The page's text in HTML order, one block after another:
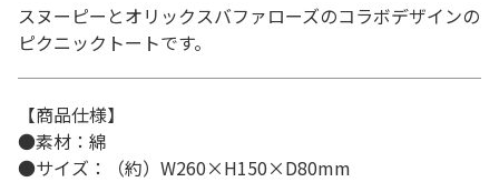
スヌーピーとオリックスバファローズのコラボデザインの
ピクニックトートです。
【商品仕様】
●素材：綿
●サイズ：（約）W260×H150×D80mm